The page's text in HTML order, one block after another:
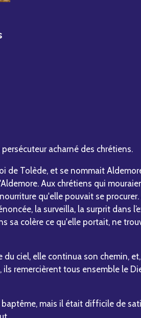
acharné des chrétiens.
de Tolède, et se nommait
Aux chrétiens qui
qu'elle pouvait se
la surveilla, la surprit dans
sa colère ce qu'elle portait, ne
ciel, elle continua son chemin,
remercièrent tous ensemble le
mais il était difficile de